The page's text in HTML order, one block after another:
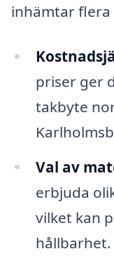
inhämtar
priser ger
takbyte
Val av
erbjuda
vilket kan
hållbarhet.